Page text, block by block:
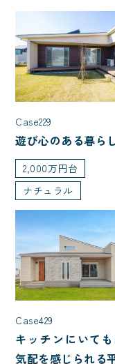
Case229
遊び心のある暮ら
2,000万円台
ナチュラル
Case429
キッチンにいて
気配を感じられる
二世帯住宅
特殊建築
屋根型
切妻
片流れ
こだわり・性能
L型キッチン
自然素材
ペットと暮らす
アウトドア・